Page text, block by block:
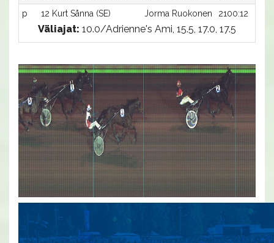
p
12 Kurt Sånna (SE) Jorma Ruokonen 2100:12
Väliajat: 10.0/Adrienne's Ami, 15.5, 17.0, 17.5